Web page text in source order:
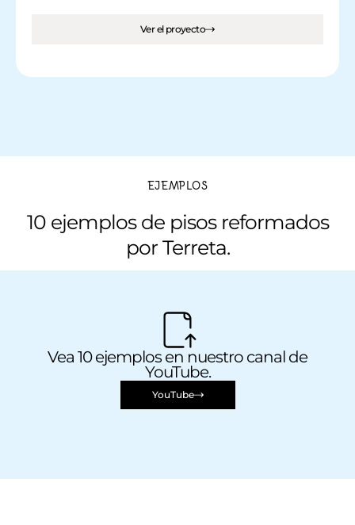
Ver el proyecto
EJEMPLOS
10 ejemplos de pisos reformados
por Terreta.
Vea 10 ejemplos en nuestro canal de
YouTube.
YouTube